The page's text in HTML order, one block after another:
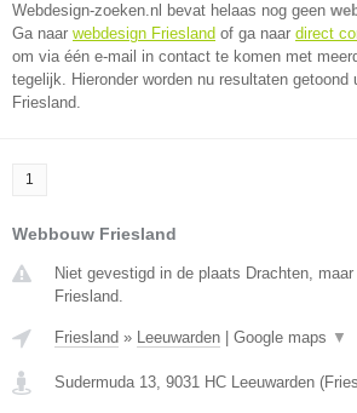
Webdesign-zoeken.nl bevat helaas nog geen
Ga naar webdesign Friesland of ga naar direct
om via één e-mail in contact te komen met
tegelijk. Hieronder worden nu resultaten getoond
Friesland.
1
Webbouw Friesland
Niet gevestigd in de plaats Drachten,
Friesland.
Friesland » Leeuwarden Google maps ▼
Sudermuda 13, 9031 HC Leeuwarden (